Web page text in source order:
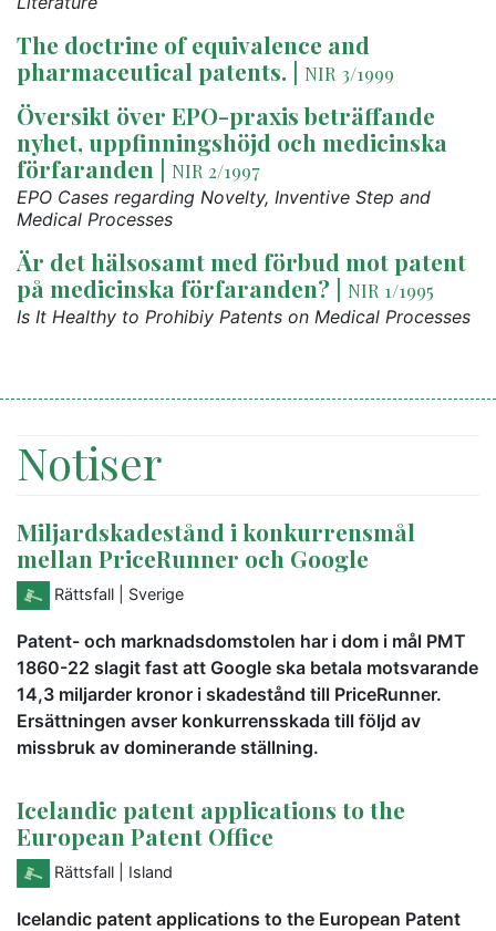
The doctrine of equivalence and
pharmaceutical patents. | NIR 3/1999
Översikt över EPO-praxis beträffande
nyhet, uppfinningshöjd och medicinska
förfaranden | NIR 2/1997
EPO Cases regarding Novelty, Inventive Step and
Medical Processes
Är det hälsosamt med förbud mot patent
på medicinska förfaranden? | NIR 1/1995
Is It Healthy to Prohibiy Patents on Medical Processes
Notiser
Miljardskadestånd i konkurrensmål
mellan PriceRunner och Google
Rättsfall | Sverige
Patent- och marknadsdomstolen har i dom i mål PMT
1860-22 slagit fast att Google ska betala motsvarande
14,3 miljarder kronor i skadestånd till PriceRunner.
Ersättningen avser konkurrensskada till följd av
missbruk av dominerande ställning.
Icelandic patent applications to the
European Patent Office
Rättsfall | Island
Icelandic patent applications to the European Patent